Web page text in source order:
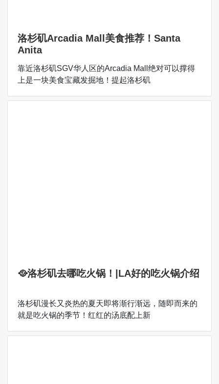
洛杉矶Arcadia Mall美食推荐！Santa
Anita
靠近洛杉矶SGV华人区的Arcadia Mall绝对可以撑得
上是一块美食宝藏发掘地！提起洛杉矶
🥘洛杉矶去哪吃火锅！|LA好的吃火锅介绍
洛杉矶漫长又炎热的夏天即将渐行渐远，随即而来的
就是吃火锅的季节！红红的汤底配上新